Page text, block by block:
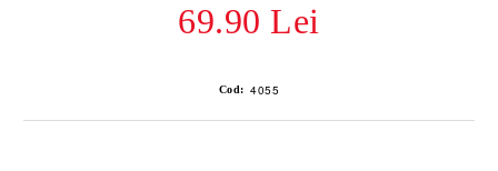
69.90 Lei
Cod: 4055